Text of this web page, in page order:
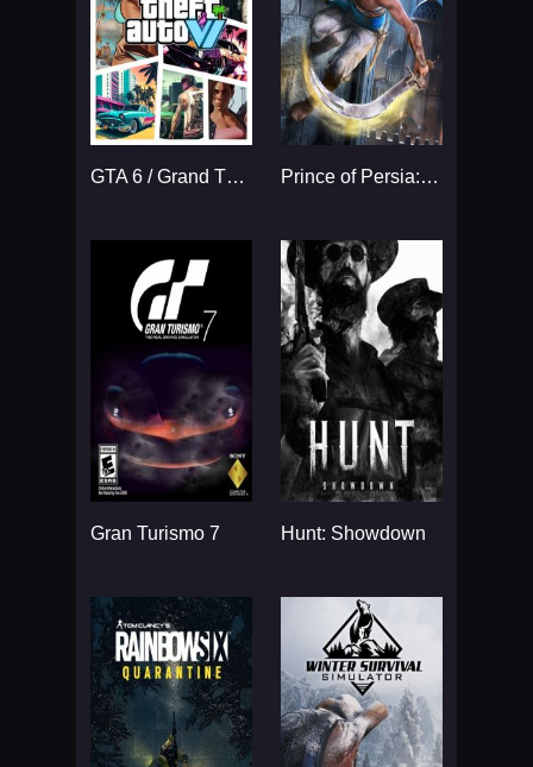
GTA 6 / Grand Theft Auto VI Prince of Persia: The Sands
Gran Turismo 7 Hunt: Showdown